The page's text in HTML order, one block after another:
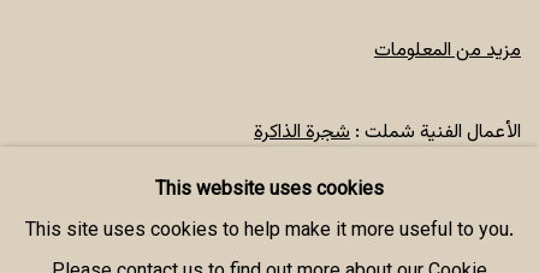
مزيد من المعلومات
الأعمال الفنية شملت : شجرة الذاكرة
This website uses cookies
This site uses cookies to help make it more useful to you.